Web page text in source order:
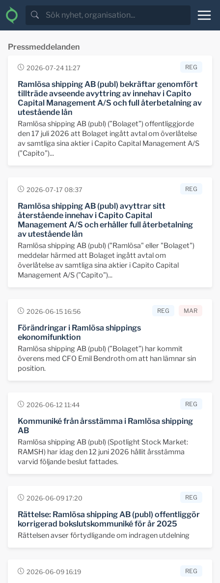
Pressmeddelanden
2026-07-24 11:27 REG
Ramlösa shipping AB (publ) bekräftar genomfört
tillträde avseende avyttring av innehav i Capito
Capital Management A/S och full återbetalning av
utestående lån
Ramlösa shipping AB (publ) (”Bolaget”) offentliggjorde
den 17 juli 2026 att Bolaget ingått avtal om överlåtelse
av samtliga sina aktier i Capito Capital Management A/S
("Capito")...
2026-07-17 08:37 REG
Ramlösa shipping AB (publ) avyttrar sitt
återstående innehav i Capito Capital
Management A/S och erhåller full återbetalning
av utestående lån
Ramlösa shipping AB (publ) ("Ramlösa" eller "Bolaget")
meddelar härmed att Bolaget ingått avtal om
överlåtelse av samtliga sina aktier i Capito Capital
Management A/S ("Capito")...
2026-06-15 16:56 REG MAR
Förändringar i Ramlösa shippings
ekonomifunktion
Ramlösa shipping AB (publ) (”Bolaget”) har kommit
överens med CFO Emil Bendroth om att han lämnar sin
position.
2026-06-12 11:44 REG
Kommuniké från årsstämma i Ramlösa shipping
AB
Ramlösa shipping AB (publ) (Spotlight Stock Market:
RAMSH) har idag den 12 juni 2026 hållit årsstämma
varvid följande beslut fattades.
2026-06-09 17:20 REG
Rättelse: Ramlösa shipping AB (publ) offentliggör
korrigerad bokslutskommuniké för år 2025
Rättelsen avser förtydligande om indragen utdelning
2026-06-09 16:19 REG